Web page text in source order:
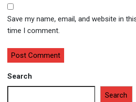
Save my name, email, and website in
time I comment.
Search
Search